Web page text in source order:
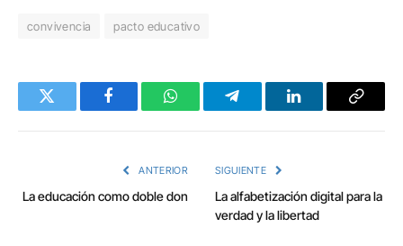
convivencia pacto educativo
Twitter FacebookWhatsAppTelegramLinkedInCopy
ANTERIOR
La educación como doble don
SIGUIENTE
La alfabetización digital para la
verdad y la libertad